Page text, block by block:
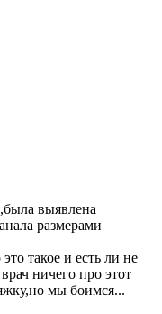
выявлена
размерами
такое и есть ли не
ничего про этот
мы боимся...